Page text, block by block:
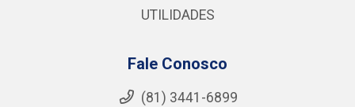
UTILIDADES
Fale Conosco
(81) 3441-6899